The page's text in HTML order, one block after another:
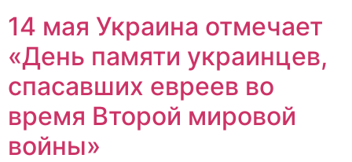
14 мая Украина отмечает
«День памяти украинцев,
спасавших евреев во
время Второй мировой
войны»